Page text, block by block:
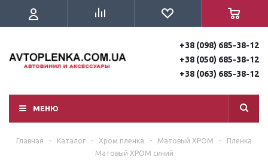
+38 (098) 685-38-12
+38 (050) 685-38-12
+38 (063) 685-38-12
МЕНЮ
Главная - Каталог - Хром пленка - Матовый ХРОМ -
Пленка
Матовый ХРОМ синий